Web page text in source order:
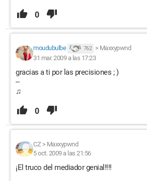
0
moudubulbe 762 > Maxxypwnd
31 mar. 2009 a las 17:23
gracias a ti por las precisiones ; )
--
♫
0
CZ> Maxxypwnd
5 oct. 2009 a las 21:56
¡El truco del mediador genial!!!!